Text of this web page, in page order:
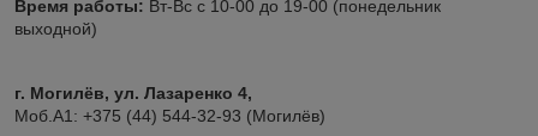
Время работы: Вт-Вс с 10-00 до 19-00 (понедельник
выходной)
г. Могилёв, ул. Лазаренко 4,
Моб.А1: +375 (44) 544-32-93 (Могилёв)